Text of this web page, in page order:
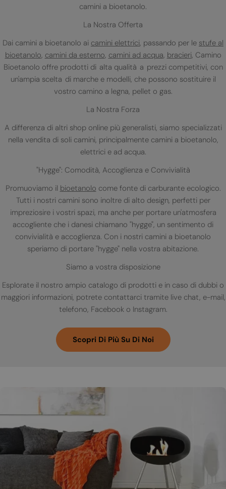
camini a bioetanolo.
La Nostra Offerta
Dai camini a bioetanolo ai camini elettrici, passando per le stufe al
bioetanolo, camini da esterno, camini ad acqua, bracieri, Camino
Bioetanolo offre prodotti di alta qualità a prezzi competitivi, con
un'ampia scelta di marche e modelli, che possono sostituire il
vostro camino a legna, pellet o gas.
La Nostra Forza
A differenza di altri shop online più generalisti, siamo specializzati
nella vendita di soli camini, principalmente camini a bioetanolo,
elettrici e ad acqua.
"Hygge": Comodità, Accoglienza e Convivialità
Promuoviamo il bioetanolo come fonte di carburante ecologico.
Tutti i nostri camini sono inoltre di alto design, perfetti per
impreziosire i vostri spazi, ma anche per portare un'atmosfera
accogliente che i danesi chiamano "hygge", un sentimento di
convivialità e accoglienza. Con i nostri camini a bioetanolo
speriamo di portare "hygge" nella vostra abitazione.
Siamo a vostra disposizione
Esplorate il nostro ampio catalogo di prodotti e in caso di dubbi o
maggiori informazioni, potrete contattarci tramite live chat, e-mail,
telefono, Facebook o Instagram.
Scopri Di Più Su Di Noi